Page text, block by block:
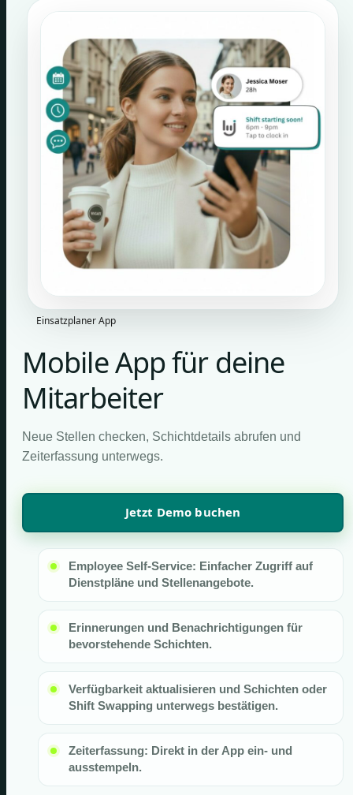
Einsatzplaner App
Mobile App für deine
Mitarbeiter
Neue Stellen checken, Schichtdetails abrufen und
Zeiterfassung unterwegs.
Jetzt Demo buchen
Employee Self-Service: Einfacher Zugriff auf
Dienstpläne und Stellenangebote.
Erinnerungen und Benachrichtigungen für
bevorstehende Schichten.
Verfügbarkeit aktualisieren und Schichten oder
Shift Swapping unterwegs bestätigen.
Zeiterfassung: Direkt in der App ein- und
ausstempeln.